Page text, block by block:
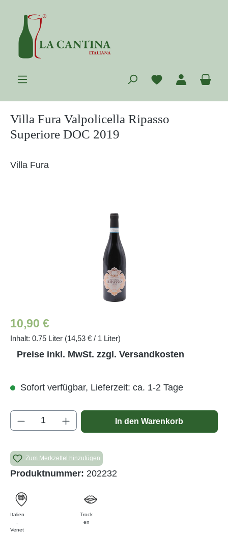
Zum Hauptinhalt springen
Du hast 0
Villa Fura Valpolicella Ripasso
Superiore DOC 2019
Villa Fura
Regulärer Preis:
10,90 €
Inhalt: 0.75 Liter (14,53 € / 1 Liter)
Preise inkl. MwSt. zzgl. Versandkosten
Sofort verfügbar, Lieferzeit: ca. 1-2 Tage
Produkt Anzahl: Gib den gewünschten
In den Warenkorb
Zum Merkzettel hinzufügen
Produktnummer: 202232
Italien
Venet
Trock
en